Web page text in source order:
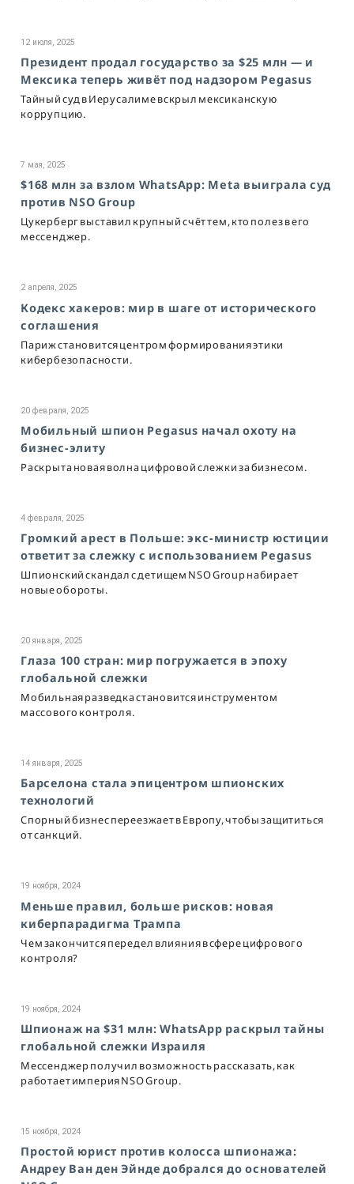
12 июля, 2025
Президент продал государство за $25 млн — и
Мексика теперь живёт под надзором Pegasus
Тайный суд в Иерусалиме вскрыл мексиканскую
коррупцию.
7 мая, 2025
$168 млн за взлом WhatsApp: Meta выиграла суд
против NSO Group
Цукерберг выставил крупный счёт тем, кто полез в его
мессенджер.
2 апреля, 2025
Кодекс хакеров: мир в шаге от исторического
соглашения
Париж становится центром формирования этики
кибербезопасности.
20 февраля, 2025
Мобильный шпион Pegasus начал охоту на
бизнес-элиту
Раскрыта новая волна цифровой слежки за бизнесом.
4 февраля, 2025
Громкий арест в Польше: экс-министр юстиции
ответит за слежку с использованием Pegasus
Шпионский скандал с детищем NSO Group набирает
новые обороты.
20 января, 2025
Глаза 100 стран: мир погружается в эпоху
глобальной слежки
Мобильная разведка становится инструментом
массового контроля.
14 января, 2025
Барселона стала эпицентром шпионских
технологий
Спорный бизнес переезжает в Европу, чтобы защититься
от санкций.
19 ноября, 2024
Меньше правил, больше рисков: новая
киберпарадигма Трампа
Чем закончится передел влияния в сфере цифрового
контроля?
19 ноября, 2024
Шпионаж на $31 млн: WhatsApp раскрыл тайны
глобальной слежки Израиля
Мессенджер получил возможность рассказать, как
работает империя NSO Group.
15 ноября, 2024
Простой юрист против колосса шпионажа:
Андреу Ван ден Эйнде добрался до основателей